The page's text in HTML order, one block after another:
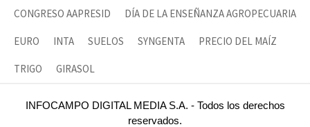
CONGRESO AAPRESID DÍA DE LA ENSEÑANZA AGROPECUARIA
EURO INTA SUELOS SYNGENTA PRECIO DEL MAÍZ
TRIGO GIRASOL
INFOCAMPO DIGITAL MEDIA S.A. - Todos los derechos
reservados.